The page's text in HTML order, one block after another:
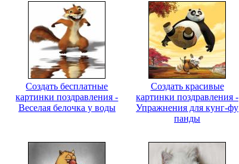
Создать бесплатные
картинки поздравления -
Веселая белочка у воды
Создать красивые
картинки поздравления -
Упражнения для кунг-фу
панды